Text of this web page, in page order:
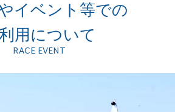
イベント等での
用について
RACE EVENT